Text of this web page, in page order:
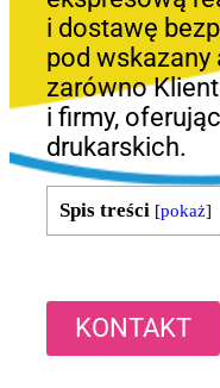
i dostawę
pod wskazany
zarówno
i firmy,
drukarskich.
Spis treści [pokaż]
KONTAKT